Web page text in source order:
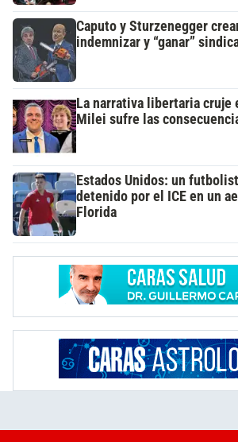
Caputo y Sturzenegger
indemnizar y “ganar”
La narrativa libertaria cruje
Milei sufre las
Estados Unidos: un
detenido por el ICE en un
Florida